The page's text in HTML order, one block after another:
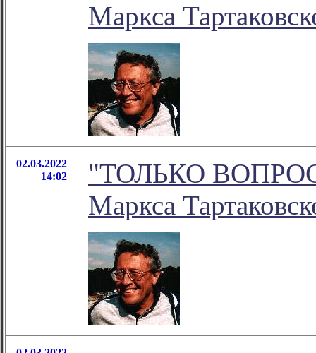
Маркса
02.03.2022
14:02
"ТОЛЬКО
Маркса